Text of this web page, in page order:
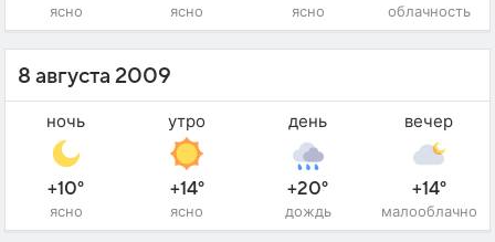
ясно ясно ясно облачность
8 августа 2009
ночь
+10°
ясно
утро
+14°
ясно
день
+20°
дождь
вечер
+14°
малооблачно